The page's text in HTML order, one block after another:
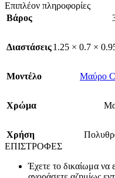
Επιπλέον πληροφορίες
Βάρος
Διαστάσεις1.25 × 0.7 ×
Mοντέλο Μαύρο
Χρώμα
Χρήση
ΕΠΙΣΤΡΟΦΕΣ
Έχετε το δικαίωμα να